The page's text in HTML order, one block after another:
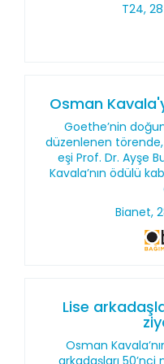
T24,
Osman
Goethe’nin
düzenlenen
eşi Prof. Dr. Ayşe
Kavala’nın ödülü
Bianet,
Lise
Osman
arkadaşları